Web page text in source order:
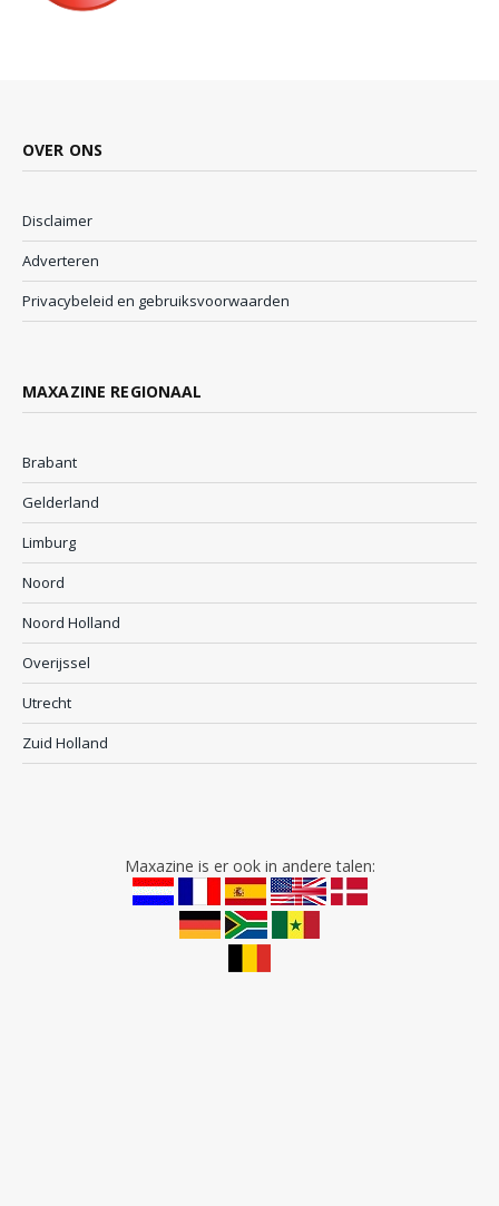
OVER ONS
Disclaimer
Adverteren
Privacybeleid en gebruiksvoorwaarden
MAXAZINE REGIONAAL
Brabant
Gelderland
Limburg
Noord
Noord Holland
Overijssel
Utrecht
Zuid Holland
Maxazine is er ook in andere talen: